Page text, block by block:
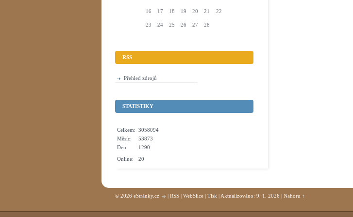
16 17 18 19 20 21 22
23 24 25 26 27 28
RSS
Přehled zdrojů
STATISTIKY
Online: 20
Celkem: 3058094
Měsíc:
53873
Den:
1290
© 2026 eStránky.cz | RSS | WebSlice | Tisk | Aktualizováno: 9. 1. 2026 | Nahoru ↑